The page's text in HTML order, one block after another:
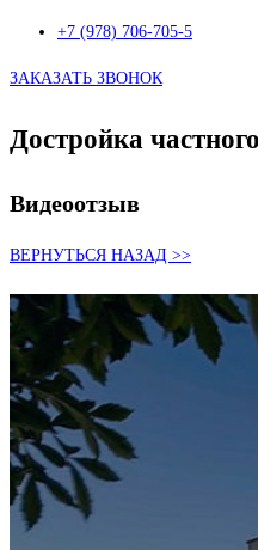
+7 (978) 706-705-5
ЗАКАЗАТЬ ЗВОНОК
Достройка
Видеоотзыв
ВЕРНУТЬСЯ НАЗАД >>